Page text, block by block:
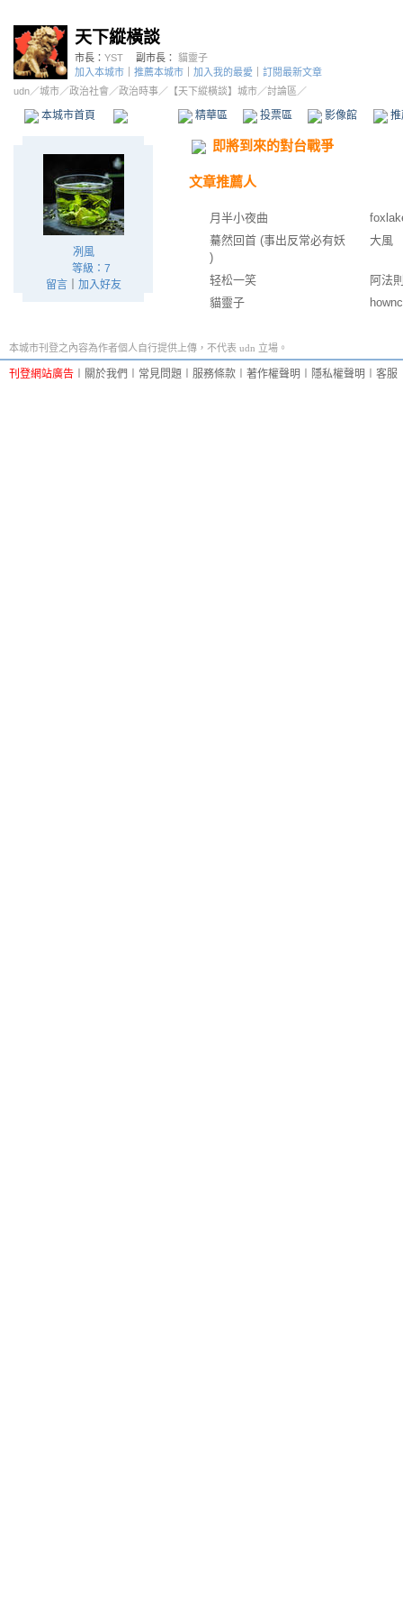
天下縱橫談
市長： YST 副市長： 貓靈子
加入本城市
推薦本城市 加入我的最愛
訂閱最新文章
udn／城市／政治社會 ／政治時事／ 【天下縱橫談】城市／討論區／
本城市首頁 精華區 投票區 影像館
冽風
等級：7
留言｜ 加入好友
即將到來的對台戰爭
文章推薦人
月半小夜曲
驀然回首 (事出反常必有妖
)
大風
轻松一笑
阿法
貓靈子
hownc
本城市刊登之內容為作者個人自行提供上傳，不代表 udn 立場。
刊登網站廣告 ︱ 關於我們 ︱ 常見問題 ︱ 服務條款 ︱ 著作權聲明 ︱ 隱私權聲明 ︱ 客服